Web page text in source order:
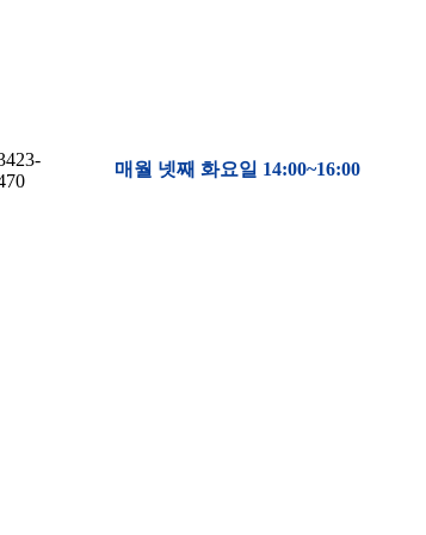
매월 넷째 화요일 14:00~16:00